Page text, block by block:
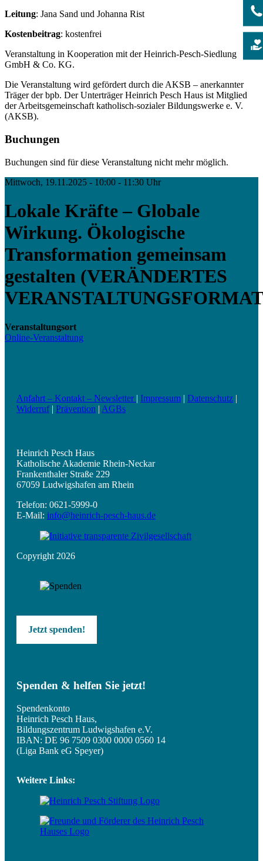
Leitung: Jana Sand und Johanna Rist
Kostenbeitrag: kostenfrei
Veranstaltung in Kooperation mit der Heinrich-Pesch-Siedlung
GmbH & Co. KG.
Die Veranstaltung wird gefördert durch die AKSB – anerkannter
Träger der bpb. Der Unterträger Heinrich Pesch Haus ist Mitglied
der Arbeitsgemeinschaft katholisch-sozialer Bildungswerke e. V.
(AKSB).
Buchungen
Buchungen sind für diese Veranstaltung nicht mehr möglich.
Mittwoch, 19.11.2025 - 10:00 - 11:30 Uhr
Lokale Kräfte – Globale
Wirkung. Ökologische
Transformation gemeinsam
gestalten (VERÄNDERTES
Veranstaltungsort
Online-Veranstaltung
Anfahrt – Kontakt – Newsletter | Impressum | Datenschutz |
Widerruf| Prävention | AGBs
Heinrich Pesch Haus
Katholische Akademie Rhein-Neckar
Frankenthaler Straße 229
67059 Ludwigshafen am Rhein
Telefon: 0621-5999-0
E-Mail: info@heinrich-pesch-haus.de
Copyright 2026
Jetzt spenden!
Spenden & helfen Sie jetzt!
Spendenkonto
Heinrich Pesch Haus,
Bildungszentrum Ludwigshafen e.V.
IBAN: DE 96 7509 0300 0000 0560 14
(Liga Bank eG Speyer)
Weitere Links: